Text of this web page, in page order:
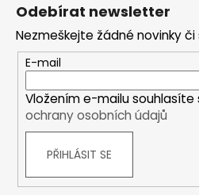
Odebírat newsletter
Nezmeškejte žádné novinky či
E-mail
Vložením e-mailu souhlasíte
ochrany osobních údajů
PŘIHLÁSIT SE